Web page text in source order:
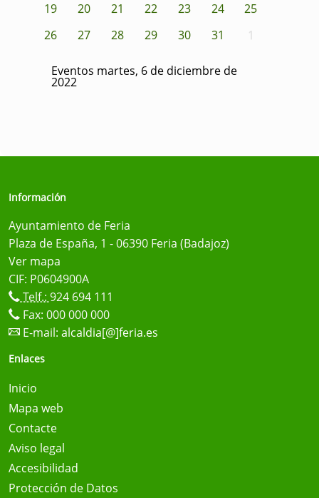
19
20 21 22 23 24
25
26
27 28 29 30 31 1
Eventos martes, 6 de diciembre de
2022
Información
Ayuntamiento de Feria
Plaza de España, 1 - 06390 Feria (Badajoz)
Ver mapa
CIF: P0604900A
Telf.: 924 694 111
Fax: 000 000 000
E-mail: alcaldia[@]feria.es
Enlaces
Inicio
Mapa web
Contacte
Aviso legal
Accesibilidad
Protección de Datos